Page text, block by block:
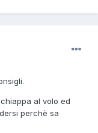
al volo ed
perchè sa